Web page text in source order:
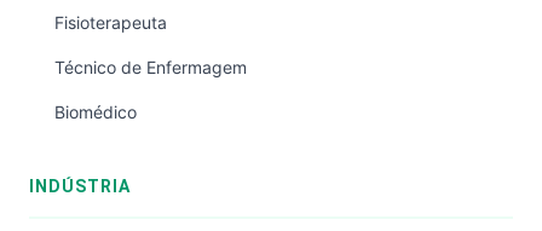
Fisioterapeuta
Técnico de Enfermagem
Biomédico
INDÚSTRIA